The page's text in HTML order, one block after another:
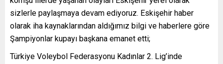
sizlerle paylaşmaya devam ediyoruz. Eskişehir haber
olarak iha kaynaklarından aldığımız bilgi ve haberlere göre
Şampiyonlar kupayı başkana emanet etti;
Türkiye Voleybol Federasyonu Kadınlar 2. Lig’inde